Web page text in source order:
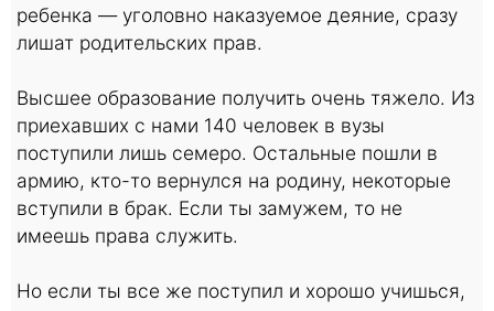
ребенка — уголовно наказуемое деяние, сразу
лишат родительских прав.
Высшее образование получить очень тяжело. Из
приехавших с нами 140 человек в вузы
поступили лишь семеро. Остальные пошли в
армию, кто-то вернулся на родину, некоторые
вступили в брак. Если ты замужем, то не
имеешь права служить.
Но если ты все же поступил и хорошо учишься,